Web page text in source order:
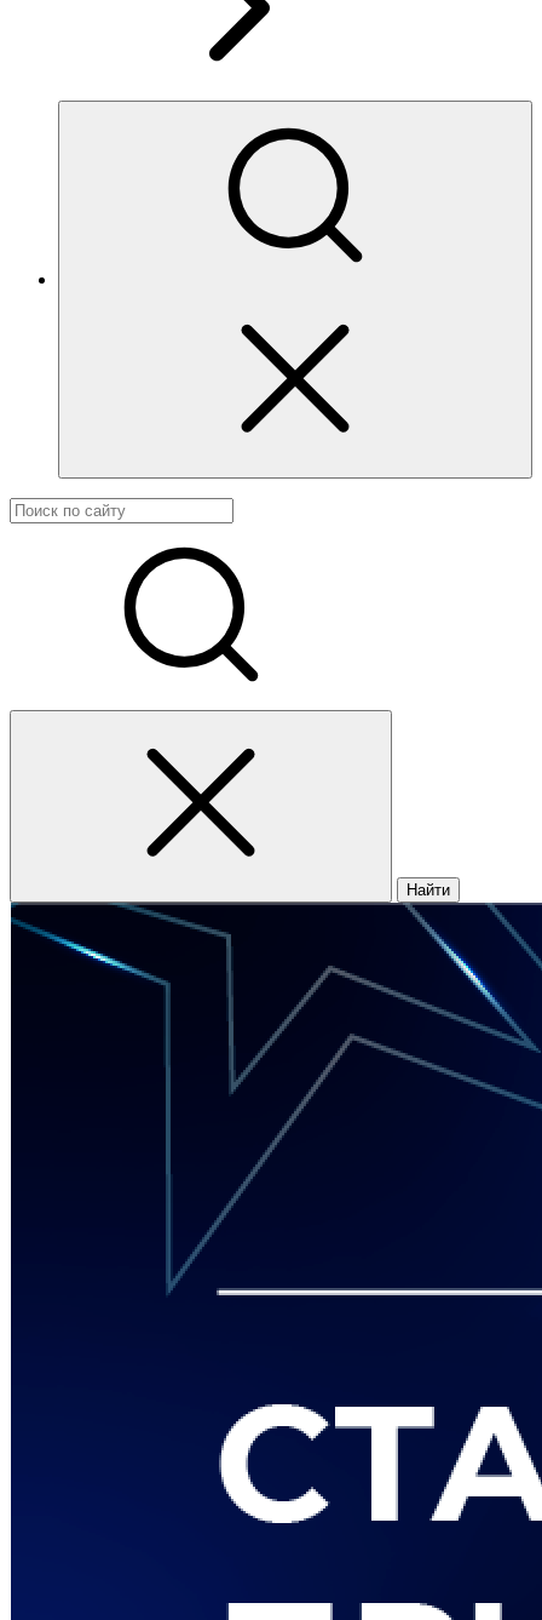
Найти